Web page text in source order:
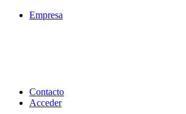
Empresa
Contacto
Acceder